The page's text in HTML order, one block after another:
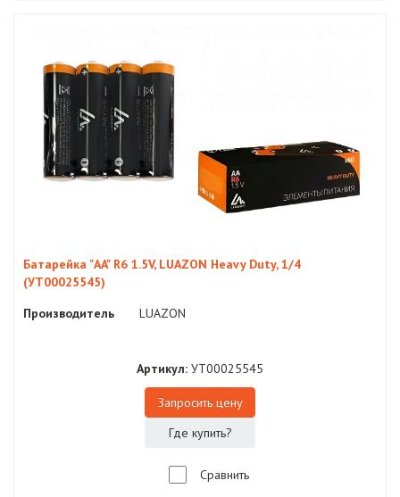
Батарейка "AA" R6 1.5V, LUAZON Heavy Duty, 1/4
(УТ00025545)
Производитель
LUAZON
Артикул: УТ00025545
Запросить цену
Где купить?
Сравнить